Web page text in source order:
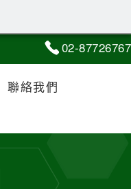
02-87726767
聯絡我們